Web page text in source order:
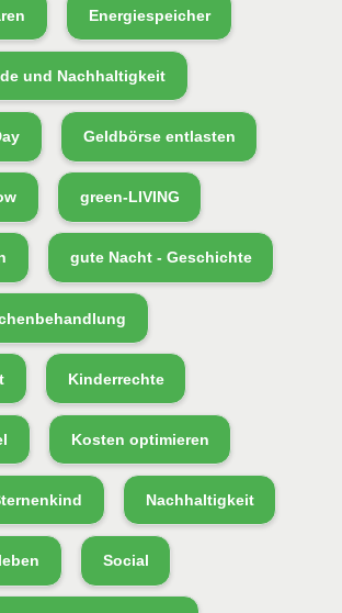
Energiespeicher
und Nachhaltigkeit
Geldbörse entlasten
green-LIVING
gute Nacht - Geschichte
Kinderrechte
Kosten optimieren
Nachhaltigkeit
Social